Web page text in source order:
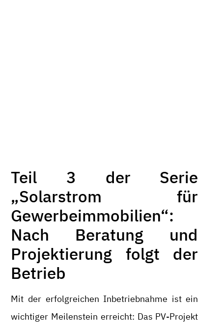
Teil 3 der Serie
„Solarstrom für
Gewerbeimmobilien“:
Nach Beratung und
Projektierung folgt der
Betrieb
Mit der erfolgreichen Inbetriebnahme ist ein
wichtiger Meilenstein erreicht: Das PV-Projekt